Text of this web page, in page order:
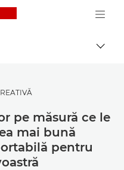
Canon Logo, back to
pe măsură ce le
mai bună
pentru